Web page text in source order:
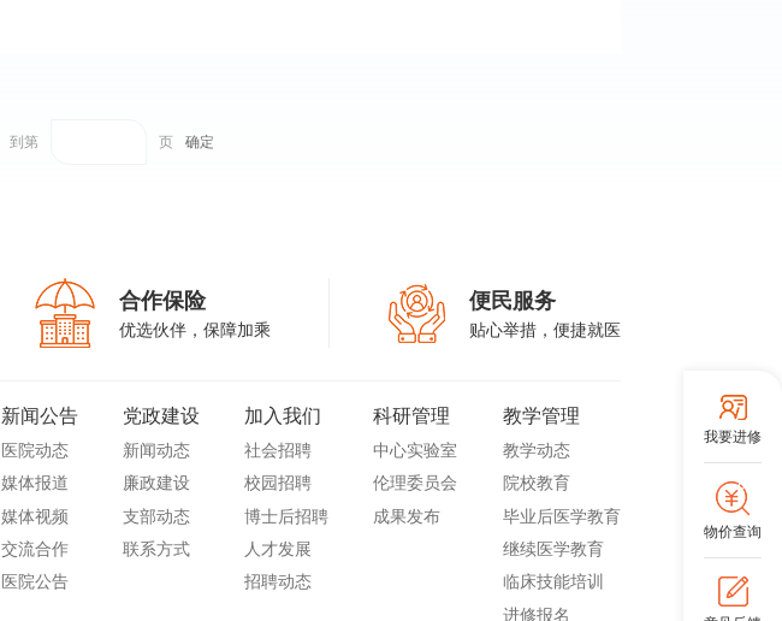
到第 页 确定
合作保险
优选伙伴，保障加乘
便民服务
贴心举措，便捷就医
新闻公告
医院动态
媒体报道
媒体视频
交流合作
医院公告
党政建设
新闻动态
廉政建设
支部动态
联系方式
加入我们
社会招聘
校园招聘
博士后招聘
人才发展
招聘动态
科研管理
中心实验室
伦理委员会
成果发布
教学管理
教学动态
院校教育
毕业后医学教育
继续医学教育
临床技能培训
进修报名
我要进修
物价查询